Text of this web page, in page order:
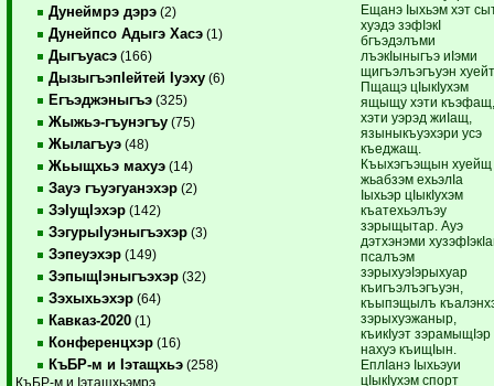
Дунеймрэ дэрэ (2)
Дунейпсо Адыгэ Хасэ (1)
Дыгъуасэ (166)
ДызыгъэпIейтей Iуэху (6)
Егъэджэныгъэ (325)
Жыжьэ-гъунэгъу (75)
Жылагъуэ (48)
Жьыщхьэ махуэ (14)
Зауэ гъуэгуанэхэр (2)
ЗэIущIэхэр (142)
ЗэгурыIуэныгъэхэр (3)
Зэпеуэхэр (149)
ЗэпыщIэныгъэхэр (32)
Зэхыхьэхэр (64)
Кавказ-2020 (1)
Конференцхэр (16)
КъБР-м и Iэтащхьэ (258)
КъБР-м и Iэтащхьэмрэ
Ещанэ Iыхьэм хэт
хуэдэ зэфIэкI
бгъэдэлъми
лъэкIыныгъэ иIэми
щигъэлъэгъуэн
Пщащэ цIыкIухэм
ящыщу хэти
хэти уэрэд жиIащ,
языныкъуэхэри усэ
къеджащ.
Къыхэгъэщын хуейщ
жьабзэм ехьэлIа
Iыхьэр цIыкIухэм
къатехьэлъэу
зэрыщытар. Ауэ
дэтхэнэми
псалъэм
зэрыхуэIэрыхуар
къигъэлъэгъуэн,
къыпэщылъ
зэрыхуэжаныр,
къикIуэт зэрамыщIэр
нахуэ къищIын.
ЕплIанэ Iыхьэуи
цIыкIухэм спорт